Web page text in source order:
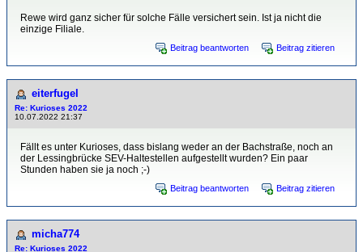
Rewe wird ganz sicher für solche Fälle versichert sein. Ist ja nicht die
einzige Filiale.
Beitrag beantworten Beitrag zitieren
eiterfugel
Re: Kurioses 2022
10.07.2022 21:37
Fällt es unter Kurioses, dass bislang weder an der Bachstraße, noch an
der Lessingbrücke SEV-Haltestellen aufgestellt wurden? Ein paar
Stunden haben sie ja noch ;-)
Beitrag beantworten Beitrag zitieren
micha774
Re: Kurioses 2022